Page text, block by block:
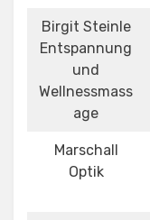
Birgit Steinle
Entspannung
und
Wellnessmass
age
Marschall
Optik